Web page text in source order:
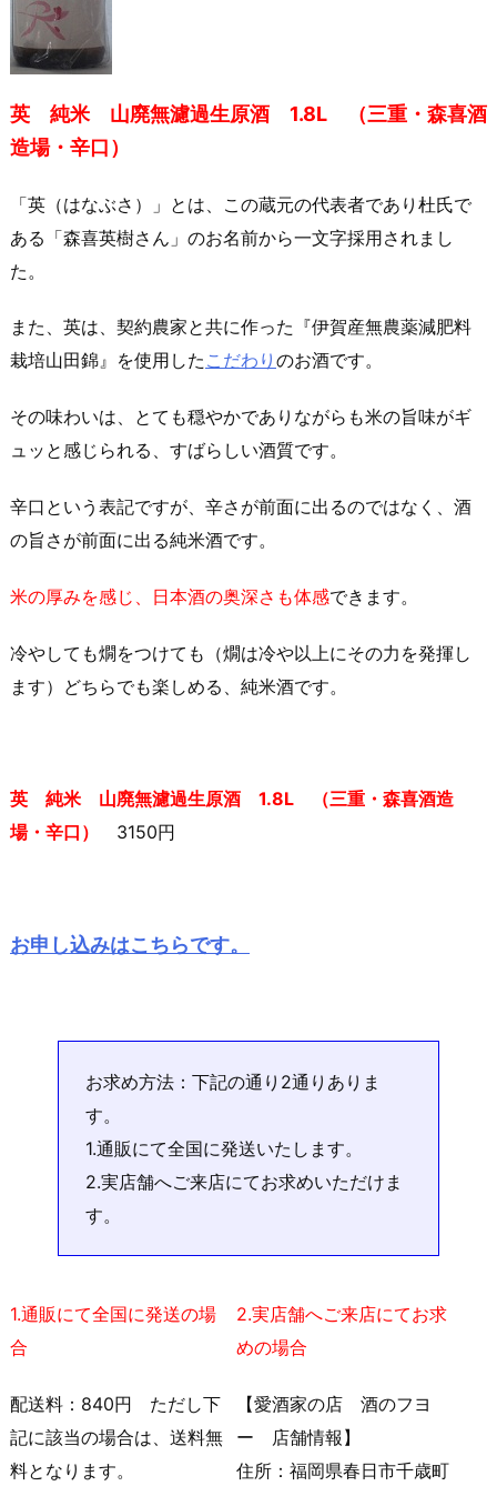
英 純米 山廃無濾過生原酒 1.8L （三重・森喜酒
造場・辛口）
「英（はなぶさ）」とは、この蔵元の代表者であり杜氏で
ある「森喜英樹さん」のお名前から一文字採用されまし
た。
また、英は、契約農家と共に作った『伊賀産無農薬減肥料
栽培山田錦』を使用した こだわり のお酒です。
その味わいは、とても穏やかでありながらも米の旨味がギ
ュッと感じられる、すばらしい酒質です。
辛口という表記ですが、辛さが前面に出るのではなく、酒
の旨さが前面に出る純米酒です。
米の厚みを感じ、日本酒の奥深さも体感できます。
冷やしても燗をつけても（燗は冷や以上にその力を発揮し
ます）どちらでも楽しめる、純米酒です。
英 純米 山廃無濾過生原酒 1.8L （三重・森喜酒造
場・辛口）
3150円
お申し込みはこちらです。
お求め方法：下記の通り2通りありま
す。
1.通販にて全国に発送いたします。
2.実店舗へご来店にてお求めいただけま
す。
1.通販にて全国に発送の場
合
配送料：840円 ただし下
記に該当の場合は、送料無
料となります。
2.実店舗へご来店にてお求
めの場合
【愛酒家の店 酒のフヨ
ー 店舗情報】
住所：福岡県春日市千歳町